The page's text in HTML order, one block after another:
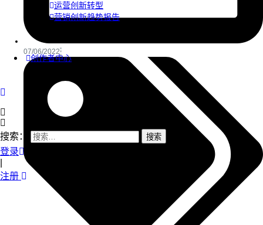
运营创新转型
营销创新趋势报告
创作者中心
搜索：
登录
注册
07/06/2022